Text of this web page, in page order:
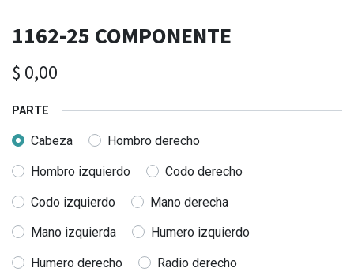
1162-25 COMPONENTE
$ 0,00
PARTE
Cabeza Hombro derecho
Hombro izquierdo Codo derecho
Codo izquierdo Mano derecha
Mano izquierda Humero izquierdo
Humero derecho Radio derecho